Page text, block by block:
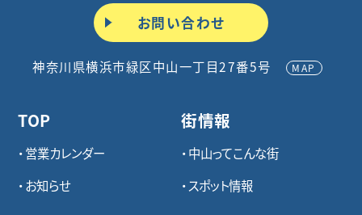
お問い合わせ
神奈川県横浜市緑区中山一丁目27番5号 MAP
TOP
営業カレンダー
お知らせ
街情報
中山ってこんな街
スポット情報